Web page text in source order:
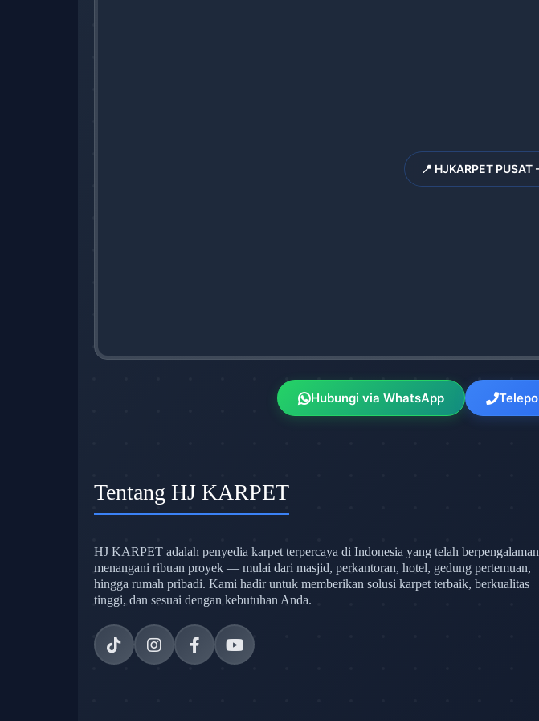
📍 HJKARPET
Hubungi via WhatsApp
Tentang HJ KARPET
HJ KARPET adalah penyedia karpet terpercaya di Indonesia yang telah berpengalaman
menangani ribuan proyek — mulai dari masjid, perkantoran, hotel, gedung pertemuan,
hingga rumah pribadi. Kami hadir untuk memberikan solusi karpet terbaik, berkualitas
tinggi, dan sesuai dengan kebutuhan Anda.